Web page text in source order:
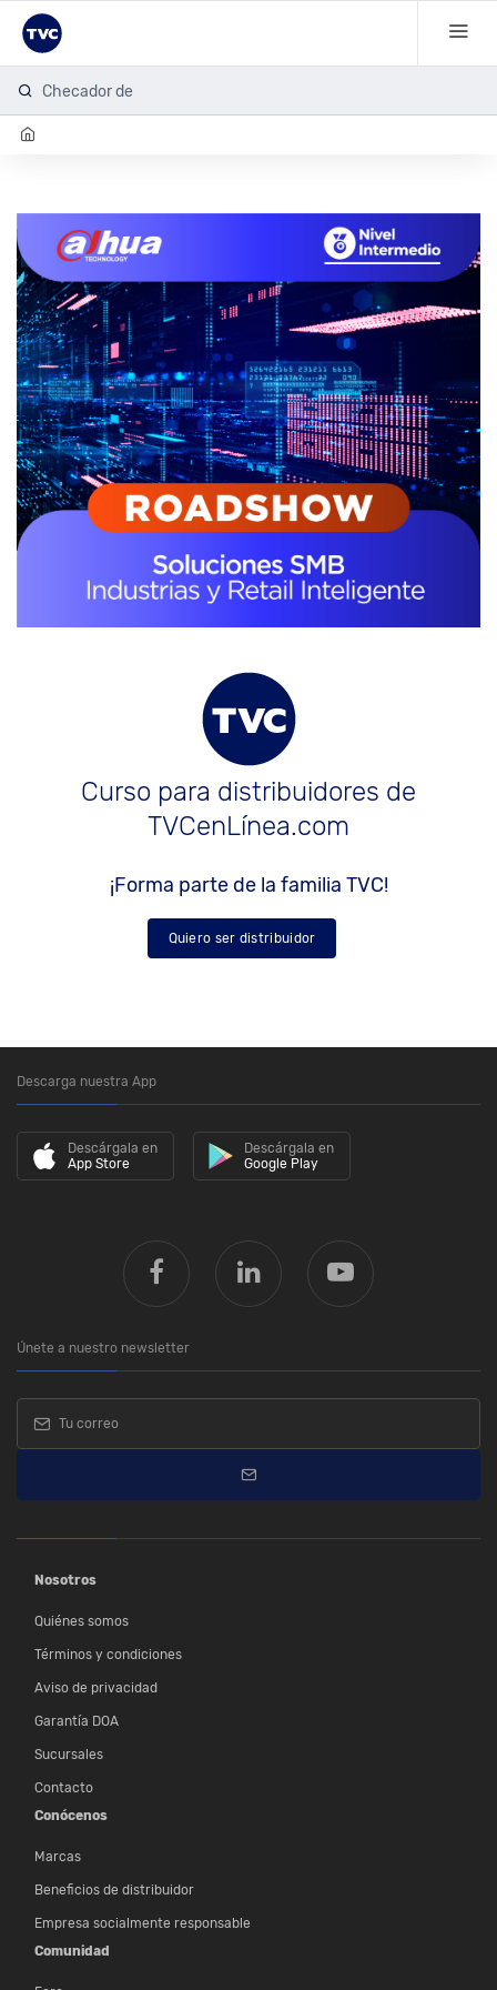
Checador de hu
Curso para distribuidores de
TVCenLínea.com
¡Forma parte de la familia TVC!
Quiero ser distribuidor
Descarga nuestra App
Descárgala en
App Store
Descárgala en
Google Play
Únete a nuestro newsletter
Nosotros
Quiénes somos
Términos y condiciones
Aviso de privacidad
Garantía DOA
Sucursales
Contacto
Conócenos
Marcas
Beneficios de distribuidor
Empresa socialmente responsable
Comunidad